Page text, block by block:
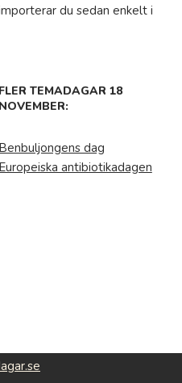
du sedan enkelt i
FLER TEMADAGAR 18
NOVEMBER:
Benbuljongens dag
Europeiska antibiotikadagen